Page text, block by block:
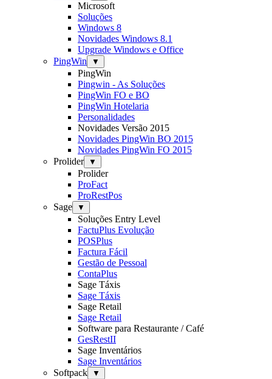
Microsoft
Soluções
Windows 8
Novidades Windows 8.1
Upgrade Windows e Office
PingWin
▼
PingWin
Pingwin - As Soluções
PingWin FO e BO
PingWin Hotelaria
Personalidades
Novidades Versão 2015
Novidades PingWin BO 2015
Novidades PingWin FO 2015
Prolider
▼
Prolider
ProFact
ProRestPos
Sage
▼
Soluções Entry Level
FactuPlus Evolução
POSPlus
Factura Fácil
Gestão de Pessoal
ContaPlus
Sage Táxis
Sage Táxis
Sage Retail
Sage Retail
Software para Restaurante / Café
GesRestII
Sage Inventários
Sage Inventários
Softpack
▼